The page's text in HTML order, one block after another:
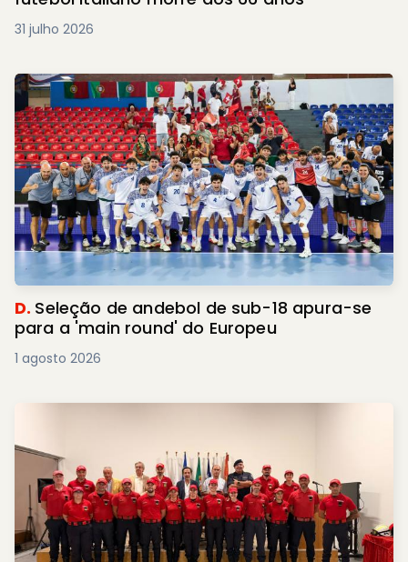
31 julho 2026
D. Seleção de andebol de sub-18 apura-se
para a 'main round' do Europeu
1 agosto 2026